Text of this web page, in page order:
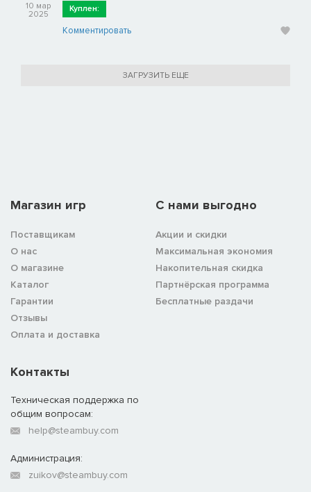
10 мар
2025
Куплен:
Комментировать
ЗАГРУЗИТЬ ЕЩЕ
Магазин игр
Поставщикам
О нас
О магазине
Каталог
Гарантии
Отзывы
Оплата и доставка
C нами выгодно
Акции и скидки
Максимальная экономия
Накопительная скидка
Партнёрская программа
Бесплатные раздачи
Контакты
Техническая поддержка по
общим вопросам:
help@steambuy.com
Администрация:
zuikov@steambuy.com